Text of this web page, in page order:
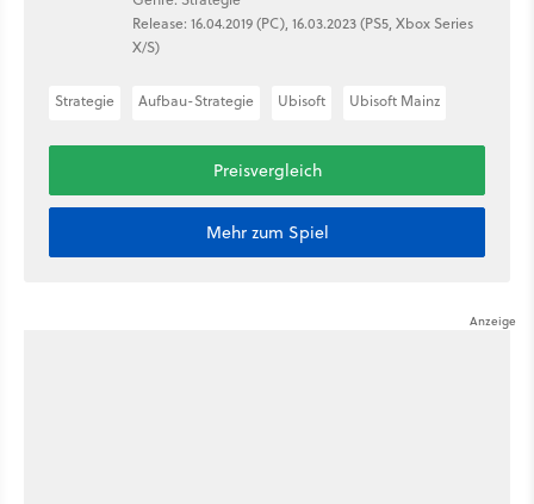
Release: 16.04.2019 (PC), 16.03.2023 (PS5, Xbox Series
X/S)
Strategie Aufbau-Strategie Ubisoft Ubisoft Mainz
Preisvergleich
Mehr zum Spiel